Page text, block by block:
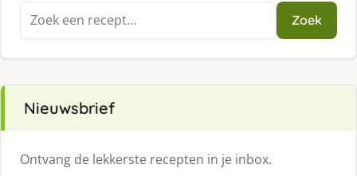
Zoeken
naar:
Zoek
Nieuwsbrief
Ontvang de lekkerste recepten in je inbox.